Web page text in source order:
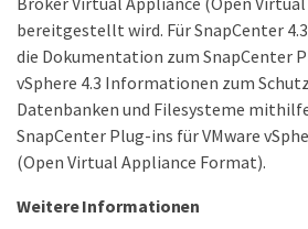
bereitgestellt wird. Für SnapCenter
die Dokumentation zum SnapCenter
vSphere 4.3 Informationen zum
Datenbanken und Filesysteme
SnapCenter Plug-ins für VMware
(Open Virtual Appliance Format).
Weitere Informationen